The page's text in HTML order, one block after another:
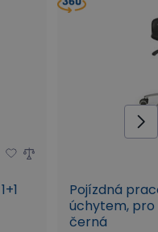
Pojízdná
úchytem,
černá